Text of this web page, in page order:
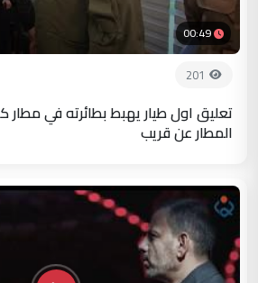
00:49
201
تعليق اول طيار يهبط بطائرته في مطار
المطار عن قريب